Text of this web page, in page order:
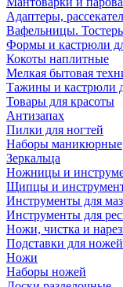
Адаптеры,
Вафельницы.
Формы и кастрюли
Кокоты наплитные
Мелкая бытовая
Тажины и кастрюли
Товары для красоты
Антизапах
Пилки для ногтей
Наборы маникюрные
Зеркальца
Ножницы и
Щипцы и
Инструменты для
Инструменты для
Ножи, чистка и
Подставки для
Ножи
Наборы ножей